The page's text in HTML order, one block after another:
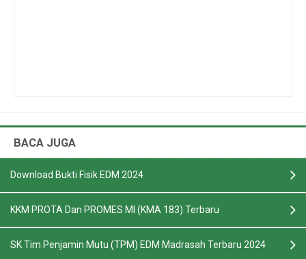
BACA JUGA
Download Bukti Fisik EDM 2024
KKM PROTA Dan PROMES MI (KMA 183) Terbaru
SK Tim Penjamin Mutu (TPM) EDM Madrasah Terbaru 2024